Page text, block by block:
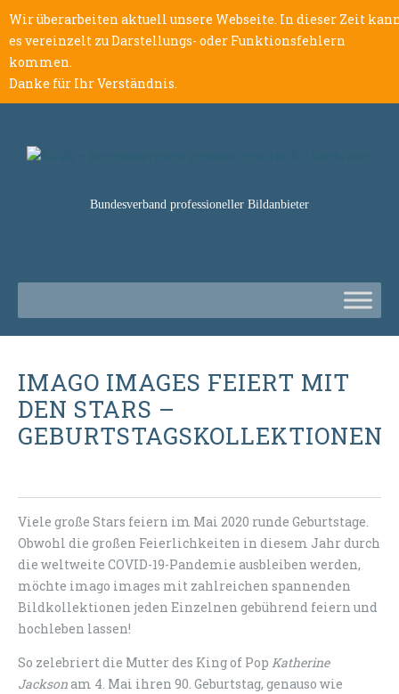
Wir überarbeiten aktuell unsere Webseite. In dieser Zeit
es vereinzelt zu Darstellungs- oder Funktionsfehlern
kommen.
Danke für Ihr Verständnis.
Bundesverband professioneller Bildanbieter
IMAGO IMAGES FEIERT MIT
DEN STARS –
GEBURTSTAGSKOLLEKTIONEN
Viele große Stars feiern im Mai 2020 runde Geburtstage.
Obwohl die großen Feierlichkeiten in diesem Jahr durch
die weltweite COVID-19-Pandemie ausbleiben werden,
möchte imago images mit zahlreichen spannenden
Bildkollektionen jeden Einzelnen gebührend feiern und
hochleben lassen!
So zelebriert die Mutter des King of Pop Katherine
Jacksonam 4. Mai ihren 90. Geburtstag, genauso wie